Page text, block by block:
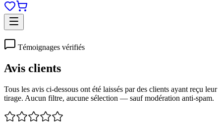
Témoignages vérifiés
Avis clients
Tous les avis ci-dessous ont été laissés par des clients ayant reçu leur
tirage. Aucun filtre, aucune sélection — sauf modération anti-spam.